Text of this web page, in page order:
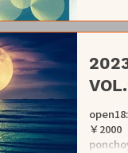
open18:00 start:18:30 持ち時間15分転換込み 入場料 演奏者￥
￥2000